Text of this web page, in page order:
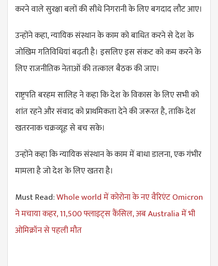
करने वाले सुरक्षा बलों की सीधे निगरानी के लिए बगदाद लौट आए।
उन्होंने कहा, न्यायिक संस्थान के काम को बाधित करने से देश के
जोखिम गतिविधियां बढ़ती है। इसलिए इस संकट को कम करने के
लिए राजनीतिक नेताओं की तत्काल बैठक की जाए।
राष्ट्रपति बरहम सालिह ने कहा कि देश के विकास के लिए सभी को
शांत रहने और संवाद को प्राथमिकता देने की जरूरत है, ताकि देश
खतरनाक चक्रव्यूह से बच सके।
उन्होंने कहा कि न्यायिक संस्थान के काम में बाधा डालना, एक गंभीर
मामला है जो देश के लिए खतरा है।
Must Read:Whole world में कोरोना के नए वैरिएंट Omicron
ने मचाया कहर, 11,500 फ्लाइट्स कैंसिल, अब Australia में भी
ओमिक्रॉन से पहली मौत